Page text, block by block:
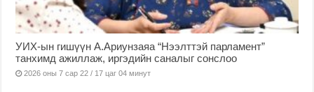
УИХ-ын гишүүн А.Ариунзаяа “Нээлттэй парламент”
танхимд ажиллаж, иргэдийн саналыг сонслоо
2026 оны 7 сар 22 / 17 цаг 04 минут